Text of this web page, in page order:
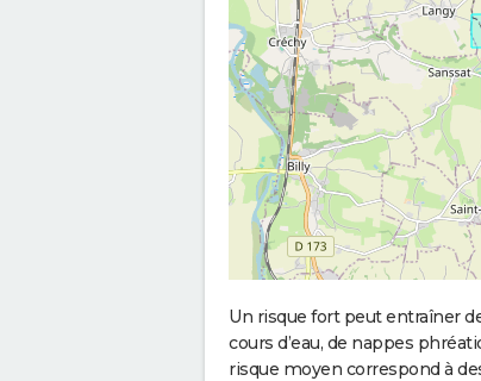
Un risque fort peut entraîner
cours d’eau, de nappes
risque moyen correspond à